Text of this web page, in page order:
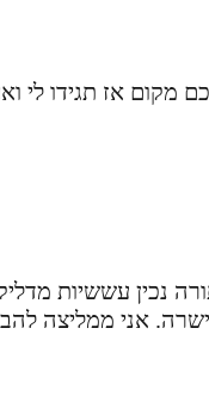
מקום אז תגידו לי
נכין עששיות
אני ממליצה